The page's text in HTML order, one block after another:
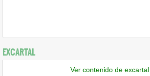
EXCARTAL
Ver contenido de excartal